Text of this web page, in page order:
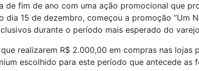
de fim de ano com uma ação promocional que
15 de dezembro, começou a promoção “Um
durante o período mais esperado do
realizarem R$ 2.000,00 em compras nas
escolhido para este período que antecede